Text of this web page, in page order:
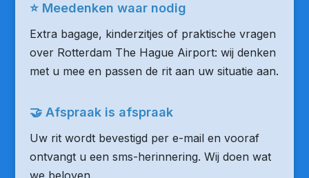
⭐ Meedenken waar nodig
Extra bagage, kinderzitjes of praktische vragen
over Rotterdam The Hague Airport: wij denken
met u mee en passen de rit aan uw situatie aan.
🤝 Afspraak is afspraak
Uw rit wordt bevestigd per e-mail en vooraf
ontvangt u een sms-herinnering. Wij doen wat
we beloven.